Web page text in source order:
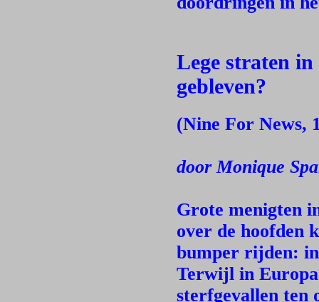
Lege straten
gebleven?
(Nine For News,
door Monique
Grote menigten
over de hoofden
bumper rijden:
Terwijl in
sterfgevallen ten